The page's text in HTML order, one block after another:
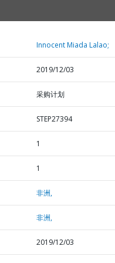
Innocent Miada Lalao;
2019/12/03
采购计划
STEP27394
1
1
非洲,
非洲,
2019/12/03